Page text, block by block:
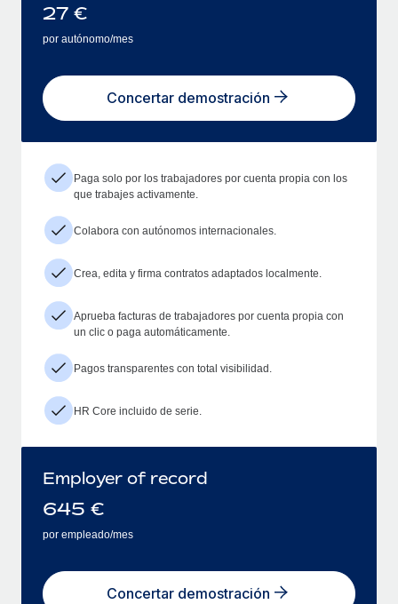
27 €
por autónomo/mes
Concertar demostración
Paga solo por los trabajadores por cuenta propia con los
que trabajes activamente.
Colabora con autónomos internacionales.
Crea, edita y firma contratos adaptados localmente.
Aprueba facturas de trabajadores por cuenta propia con
un clic o paga automáticamente.
Pagos transparentes con total visibilidad.
HR Core incluido de serie.
Employer of record
645 €
por empleado/mes
Concertar demostración